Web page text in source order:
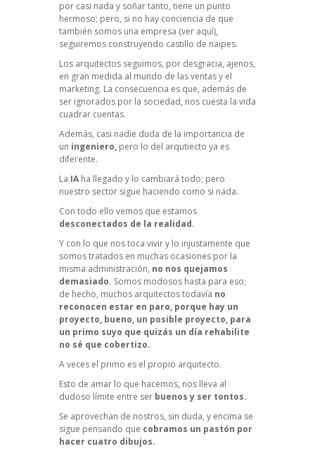
por casi nada y soñar tanto, tiene un punto
hermoso; pero, si no hay conciencia de que
también somos una empresa (ver aquí),
seguiremos construyendo castillo de naipes.
Los arquitectos seguimos, por desgracia, ajenos,
en gran medida al mundo de las ventas y el
marketing. La consecuencia es que, además de
ser ignorados por la sociedad, nos cuesta la vida
cuadrar cuentas.
Además, casi nadie duda de la importancia de
un ingeniero, pero lo del arqutiecto ya es
diferente.
La IA ha llegado y lo cambiará todo; pero
nuestro sector sigue haciendo como si nada.
Con todo ello vemos que estamos
desconectados de la realidad.
Y con lo que nos toca vivir y lo injustamente que
somos tratados en muchas ocasiones por la
misma administración, no nos quejamos
demasiado. Somos modosos hasta para eso;
de hecho, muchos arquitectos todavía no
reconocen estar en paro, porque hay un
proyecto, bueno, un posible proyecto, para
un primo suyo que quizás un día rehabilite
no sé que cobertizo.
A veces el primo es el propio arquitecto.
Esto de amar lo que hacemos, nos lleva al
dudoso límite entre ser buenos y ser tontos.
Se aprovechan de nostros, sin duda, y encima se
sigue pensando que cobramos un pastón por
hacer cuatro dibujos.